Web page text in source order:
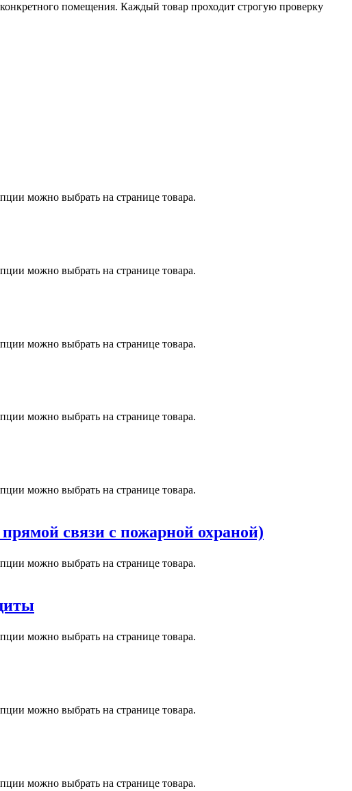
помещения. Каждый товар проходит строгую проверку
можно выбрать на странице товара.
можно выбрать на странице товара.
можно выбрать на странице товара.
можно выбрать на странице товара.
можно выбрать на странице товара.
связи с пожарной охраной)
можно выбрать на странице товара.
можно выбрать на странице товара.
можно выбрать на странице товара.
можно выбрать на странице товара.